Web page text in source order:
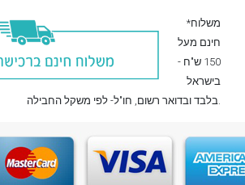
*משלוח
חינם מעל
150 ש"ח -
בישראל
בלבדובדואר רשום , חו"ל- לפי משקל החבילה.